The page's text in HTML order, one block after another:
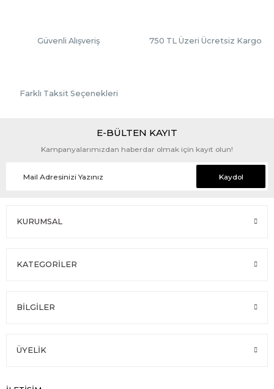
Güvenli Alışveriş 750 TL Üzeri Ücretsiz Kargo
Farklı Taksit Seçenekleri
E-BÜLTEN KAYIT
Kampanyalarımızdan haberdar olmak için kayıt olun!
Kaydol
KURUMSAL
KATEGORİLER
BİLGİLER
ÜYELİK